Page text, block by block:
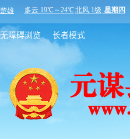
无障碍浏览 长者模式